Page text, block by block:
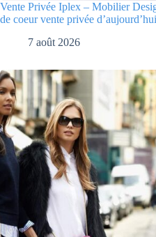
Vente Privée Iplex – Mobilier
de coeur vente privée d’aujourd’hui
7 août 2026